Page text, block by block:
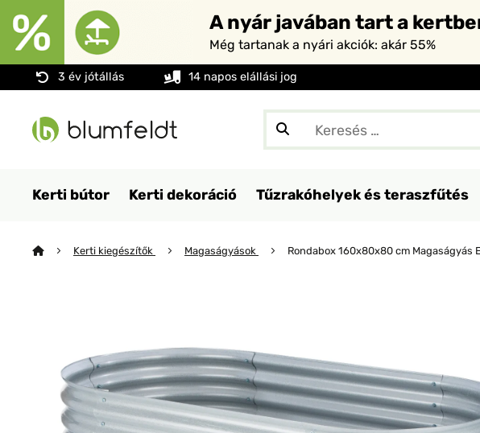
A nyár javában tart a
Még tartanak a nyári akciók: akár 55%
3 év jótállás 14 napos elállási jog
Kerti bútor Kerti dekoráció Tűzrakóhelyek és teraszfűtés
Kerti kiegészítők Magaságyások Rondabox 160x80x80 cm Magaságyás